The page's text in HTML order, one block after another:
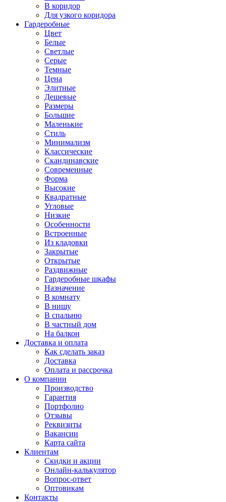
В коридор
Для узкого коридора
Гардеробные
Цвет
Белые
Светлые
Серые
Темные
Цена
Элитные
Дешевые
Размеры
Большие
Маленькие
Стиль
Минимализм
Классические
Скандинавские
Современные
Форма
Высокие
Квадратные
Угловые
Низкие
Особенности
Встроенные
Из кладовки
Закрытые
Открытые
Раздвижные
Гардеробные шкафы
Назначение
В комнату
В нишу
В спальню
В частный дом
На балкон
Доставка и оплата
Как сделать заказ
Доставка
Оплата и рассрочка
О компании
Производство
Гарантия
Портфолио
Отзывы
Реквизиты
Вакансии
Карта сайта
Клиентам
Скидки и акции
Онлайн-калькулятор
Вопрос-ответ
Оптовикам
Контакты